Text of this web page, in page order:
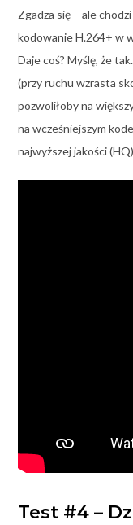
Zgadza się – ale
kodowanie H.264+ w
Daje coś? Myślę, że
(przy ruchu wzrasta
pozwoliłoby na
na wcześniejszym
najwyższej jakości
Test #4 –